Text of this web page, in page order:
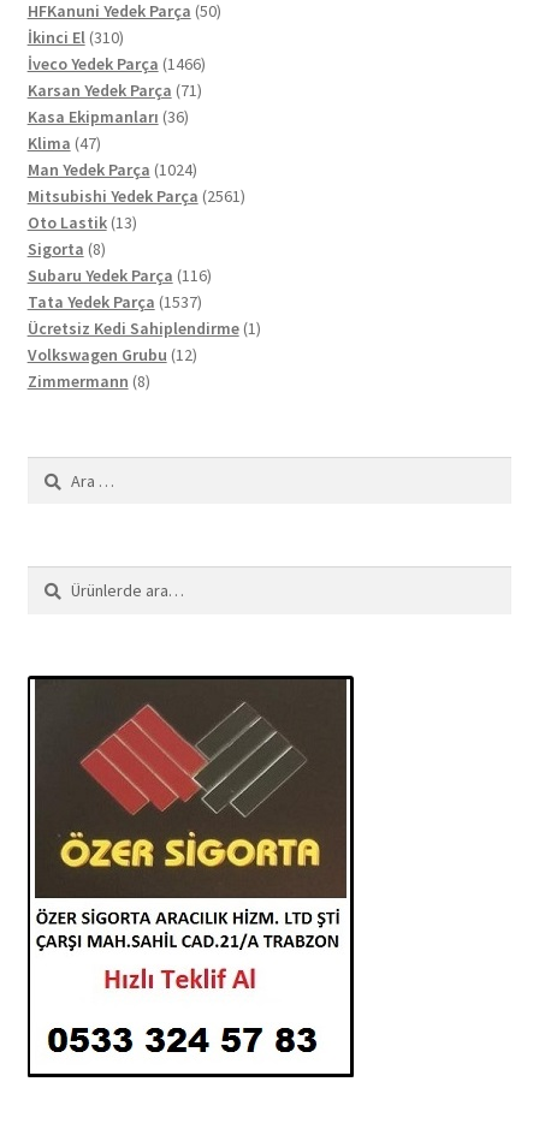
ürün
HFKanuni Yedek Parça 5050
İkinci El 310310
ürün
İveco Yedek Parça 14661466
ürün
Karsan Yedek Parça 7171
Kasa Ekipmanları 3636
Klima 4747
ürün
Man Yedek Parça 10241024
ürün
Mitsubishi Yedek Parça 25612561
Oto Lastik 1313
Sigorta 88
ürün
Subaru Yedek Parça 116116
Tata Yedek Parça 15371537
ürün
Ücretsiz Kedi Sahiplendirme 11
Volkswagen Grubu 1212
Zimmermann 88
Arama:
Ara:
Ara